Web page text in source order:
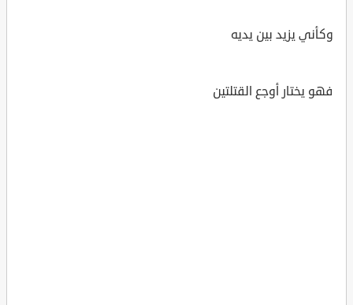
وكأني يزيد بين يديه
فهو يختار أوجع القتلتين